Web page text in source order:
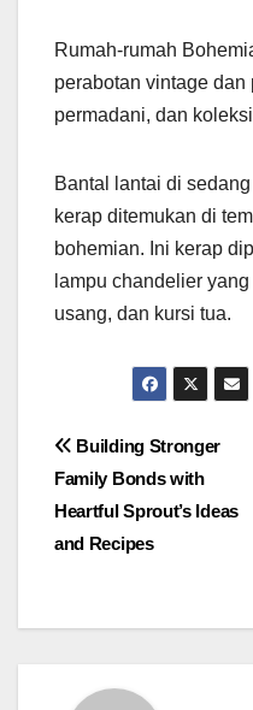
Rumah-rumah
perabotan vintage
permadani, dan
Bantal lantai di
kerap ditemukan di
bohemian. Ini kerap
lampu chandelier
usang, dan kursi tua.
Post
navigation
Building Stronger
Family Bonds with
Heartful Sprout’s Ideas
and Recipes